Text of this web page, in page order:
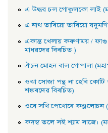
এ উদ্ধৱ চল গােকুলকো লাই
এ নাথ তাৰিয়াে তাৰিয়াে
একান্ত খেলায় কৰুণাময় / ফাগু
মাধৱদেৱ বিৰচিত )
ঐচন মােহন বাল গােপালা
ওঝা সােজা পন্থ না হেৰি
শঙ্কৰদেৱ বিৰচিত)
ওৰে সখি পেখােৰে কঞ্জলােচন
কদম্ব তলে সই শ্যাম সাজে।